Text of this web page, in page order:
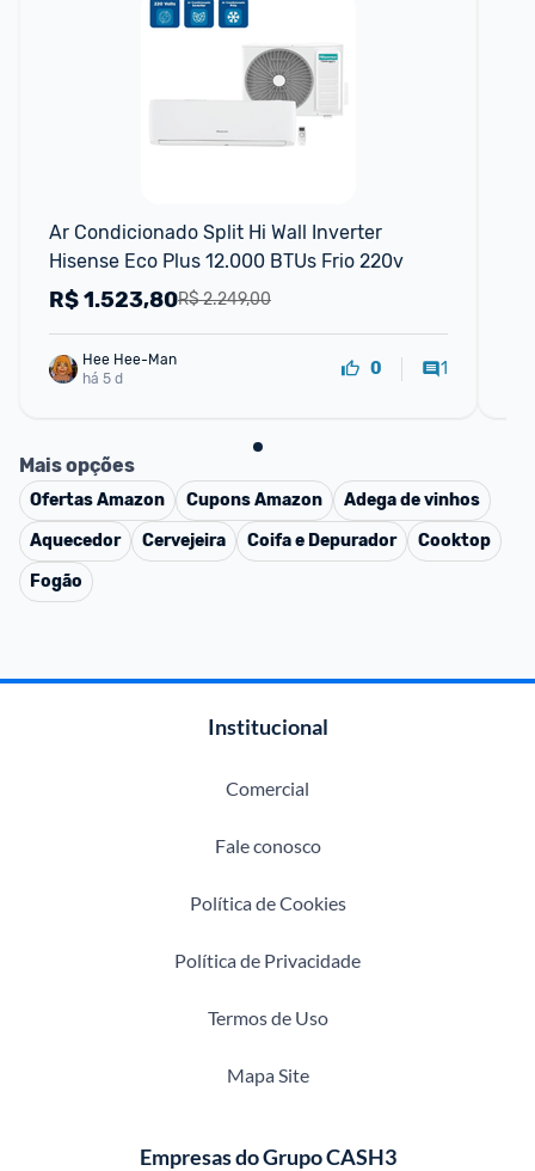
Ar Condicionado Split Hi Wall Inverter
Hisense Eco Plus 12.000 BTUs Frio 220v
R$ 2.249,00
R$1.523,80
Hee Hee-Man
há 5 d
0 1
Mais opções
OfertasAmazon CuponsAmazon
Adega de vinhos
Aquecedor
Cervejeira Coifa e Depurador
Cooktop
Fogão
Institucional
Comercial
Fale conosco
Política de Cookies
Política de Privacidade
Termos de Uso
Mapa Site
Empresas do Grupo CASH3